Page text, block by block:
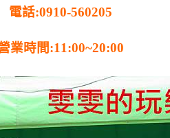
電話:0910-560205
業時間:11:00~20:00